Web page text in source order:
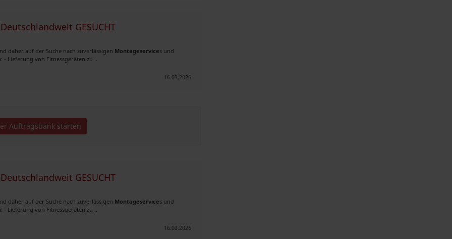
GESUCHT
daher auf der Suche nach zuverlässigen Montageservices und
Lieferung von Fitnessgeräten zu ..
16.03.2026
Auftragsbank starten
GESUCHT
daher auf der Suche nach zuverlässigen Montageservices und
- Lieferung von Fitnessgeräten zu ..
16.03.2026